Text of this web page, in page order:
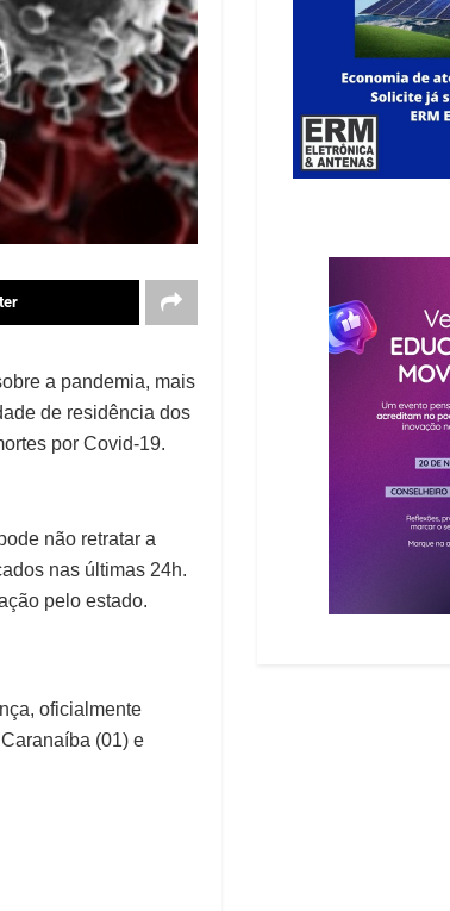
a pandemia, mais
de residência dos
por Covid-19.
não retratar a
nas últimas 24h.
pelo estado.
oficialmente
(01) e